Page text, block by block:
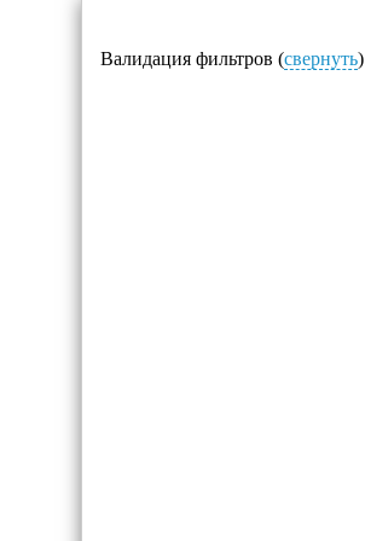
Валидация фильтров (свернуть)